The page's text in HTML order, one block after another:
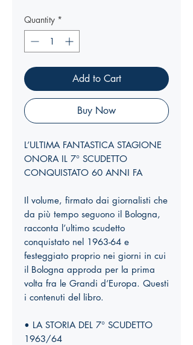
Quantity *
Add to Cart
Buy Now
L’ULTIMA FANTASTICA STAGIONE
ONORA IL 7° SCUDETTO
CONQUISTATO 60 ANNI FA
Il volume, firmato dai giornalisti che
da più tempo seguono il Bologna,
racconta l’ultimo scudetto
conquistato nel 1963-64 e
festeggiato proprio nei giorni in cui
il Bologna approda per la prima
volta fra le Grandi d’Europa. Questi
i contenuti del libro.
• LA STORIA DEL 7° SCUDETTO
1963/64